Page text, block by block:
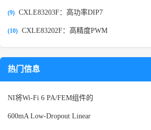
(9) CXLE83203F：高功率DIP7
(10) CXLE83202F：高精度PWM
热门信息
NI将Wi-Fi 6 PA/FEM组件的
600mA Low-Dropout Linear